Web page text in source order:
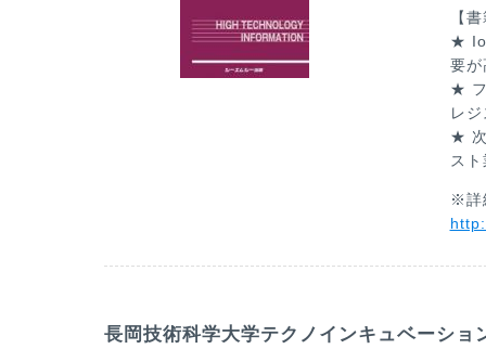
【
★
要が
★ フ
レ
★ 次
ス
※詳
長岡技術科学大学テクノインキュベーシ